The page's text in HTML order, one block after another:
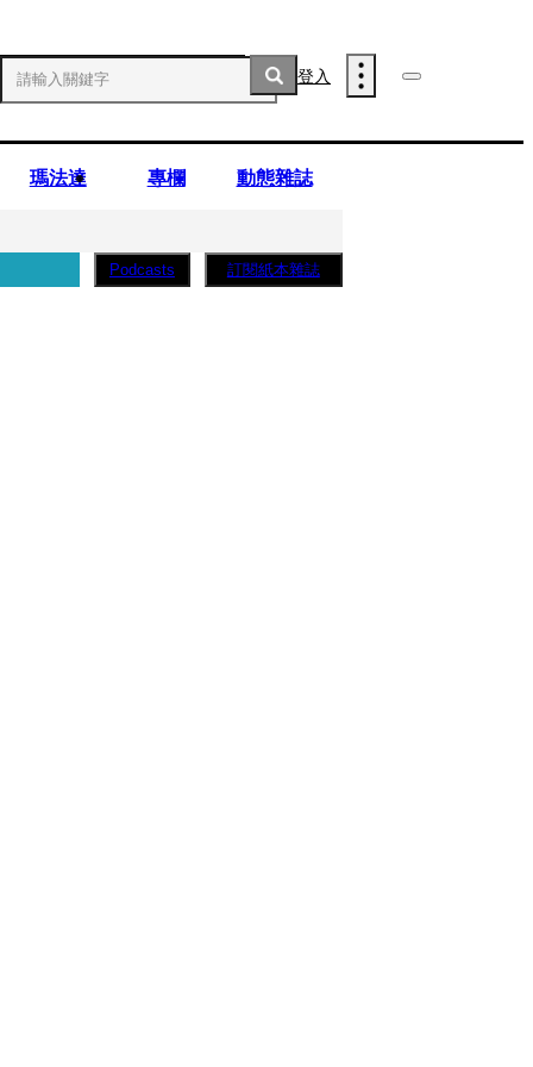
登入
瑪法達 專欄 動態雜誌
Podcasts 訂閱紙本雜誌